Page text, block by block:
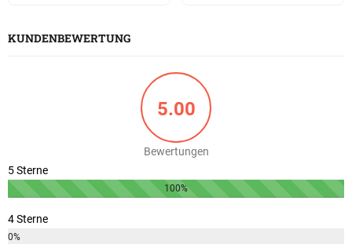
KUNDENBEWERTUNG
5.00
Bewertungen
5 Sterne
100%
4 Sterne
0%